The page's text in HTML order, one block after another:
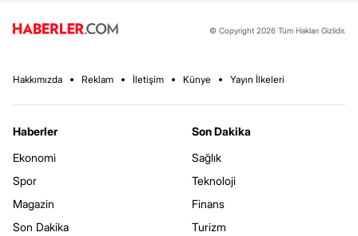
© Copyright 2026 Tüm Hakları Gizlidir.
Hakkımızda Reklam İletişim Künye Yayın İlkeleri
Haberler
Ekonomi
Spor
Magazin
Son Dakika
Son Dakika
Sağlık
Teknoloji
Finans
Turizm